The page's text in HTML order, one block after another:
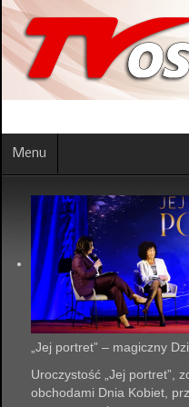
Menu
„Jej portret” – magiczny
Uroczystość „Jej portret”,
obchodami Dnia Kobiet,